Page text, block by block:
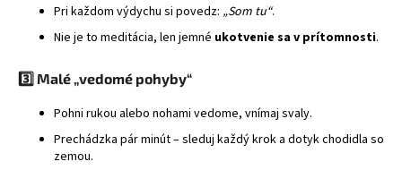
Pri každom výdychu si povedz: „Som tu“.
Nie je to meditácia, len jemné ukotvenie sa v prítomnosti.
3️⃣ Malé „vedomé pohyby“
Pohni rukou alebo nohami vedome, vnímaj svaly.
Prechádzka pár minút – sleduj každý krok a dotyk chodidla so
zemou.
HĽADAŤ